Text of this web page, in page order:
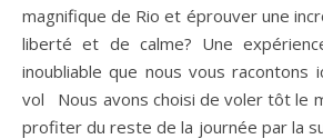
magnifique de Rio et éprouver une
liberté et de calme? Une
inoubliable que nous vous
vol Nous avons choisi de voler tôt le
profiter du reste de la journée par la